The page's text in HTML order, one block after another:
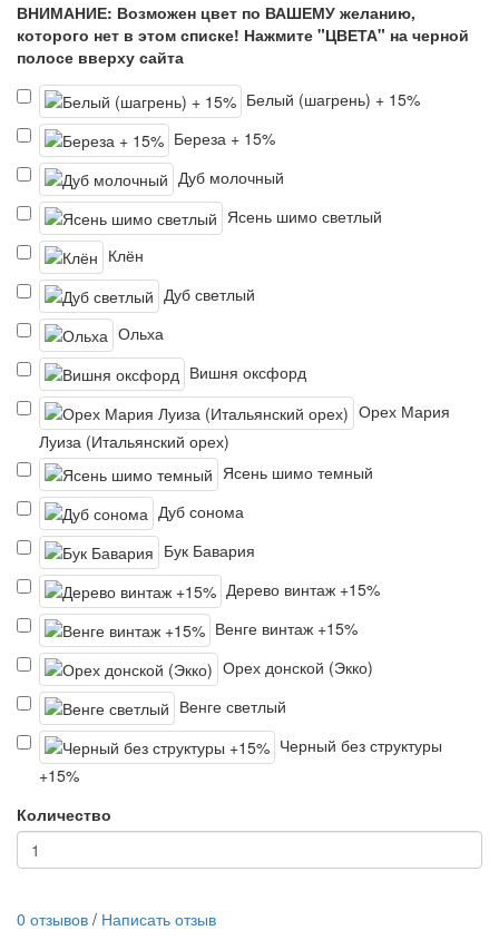
ВНИМАНИЕ: Возможен цвет по ВАШЕМУ желанию,
которого нет в этом списке! Нажмите "ЦВЕТА" на черной
полосе вверху сайта
Белый (шагрень) + 15%
Береза + 15%
Дуб молочный
Ясень шимо светлый
Клён
Дуб светлый
Ольха
Вишня оксфорд
Орех Мария
Луиза (Итальянский орех)
Ясень шимо темный
Дуб сонома
Бук Бавария
Дерево винтаж +15%
Венге винтаж +15%
Орех донской (Экко)
Венге светлый
Черный без структуры
+15%
Количество
0 отзывов / Написать отзыв